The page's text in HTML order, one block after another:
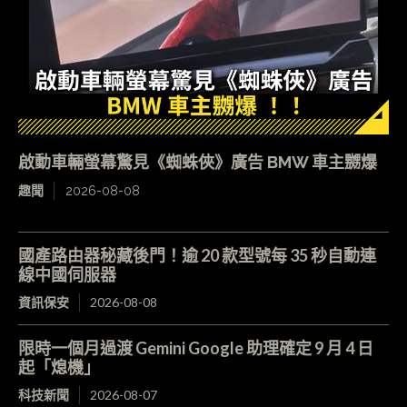
啟動車輛螢幕驚見《蜘蛛俠》廣告 BMW 車主嬲爆
趣聞 2026-08-08
國產路由器秘藏後門！逾 20 款型號每 35 秒自動連
線中國伺服器
資訊保安 2026-08-08
限時一個月過渡 Gemini Google 助理確定 9 月 4 日
起「熄機」
科技新聞 2026-08-07